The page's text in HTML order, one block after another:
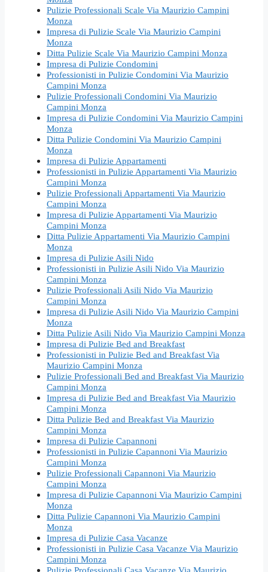
Pulizie Professionali Scale Via Maurizio Campini
Monza
Impresa di Pulizie Scale Via Maurizio Campini
Monza
Ditta Pulizie Scale Via Maurizio Campini Monza
Impresa di Pulizie Condomini
Professionisti in Pulizie Condomini Via Maurizio
Campini Monza
Pulizie Professionali Condomini Via Maurizio
Campini Monza
Impresa di Pulizie Condomini Via Maurizio Campini
Monza
Ditta Pulizie Condomini Via Maurizio Campini
Monza
Impresa di Pulizie Appartamenti
Professionisti in Pulizie Appartamenti Via Maurizio
Campini Monza
Pulizie Professionali Appartamenti Via Maurizio
Campini Monza
Impresa di Pulizie Appartamenti Via Maurizio
Campini Monza
Ditta Pulizie Appartamenti Via Maurizio Campini
Monza
Impresa di Pulizie Asili Nido
Professionisti in Pulizie Asili Nido Via Maurizio
Campini Monza
Pulizie Professionali Asili Nido Via Maurizio
Campini Monza
Impresa di Pulizie Asili Nido Via Maurizio Campini
Monza
Ditta Pulizie Asili Nido Via Maurizio Campini Monza
Impresa di Pulizie Bed and Breakfast
Professionisti in Pulizie Bed and Breakfast Via
Maurizio Campini Monza
Pulizie Professionali Bed and Breakfast Via Maurizio
Campini Monza
Impresa di Pulizie Bed and Breakfast Via Maurizio
Campini Monza
Ditta Pulizie Bed and Breakfast Via Maurizio
Campini Monza
Impresa di Pulizie Capannoni
Professionisti in Pulizie Capannoni Via Maurizio
Campini Monza
Pulizie Professionali Capannoni Via Maurizio
Campini Monza
Impresa di Pulizie Capannoni Via Maurizio Campini
Monza
Ditta Pulizie Capannoni Via Maurizio Campini
Monza
Impresa di Pulizie Casa Vacanze
Professionisti in Pulizie Casa Vacanze Via Maurizio
Campini Monza
Pulizie Professionali Casa Vacanze Via Maurizio